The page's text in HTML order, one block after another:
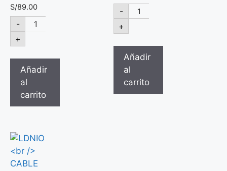
S/89.00
-
+
Añadir
al
carrito
-
+
Añadir
al
carrito